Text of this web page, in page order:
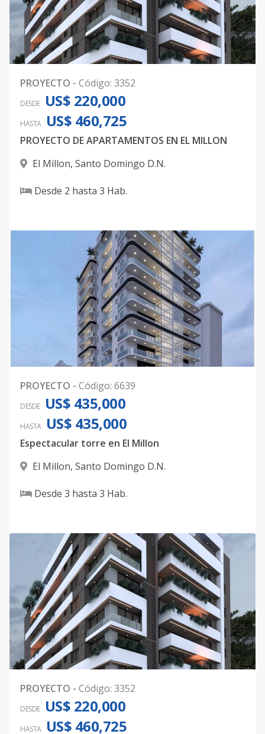
PROYECTO - Código: 3352
DESDE US$ 220,000
HASTA US$ 460,725
PROYECTO DE APARTAMENTOS EN EL MILLON
El Millon, Santo Domingo D.N.
Desde 2 hasta 3 Hab.
PROYECTO - Código: 6639
DESDE US$ 435,000
HASTA US$ 435,000
Espectacular torre en El Millon
El Millon, Santo Domingo D.N.
Desde 3 hasta 3 Hab.
PROYECTO - Código: 3352
DESDE US$ 220,000
HASTA US$ 460,725